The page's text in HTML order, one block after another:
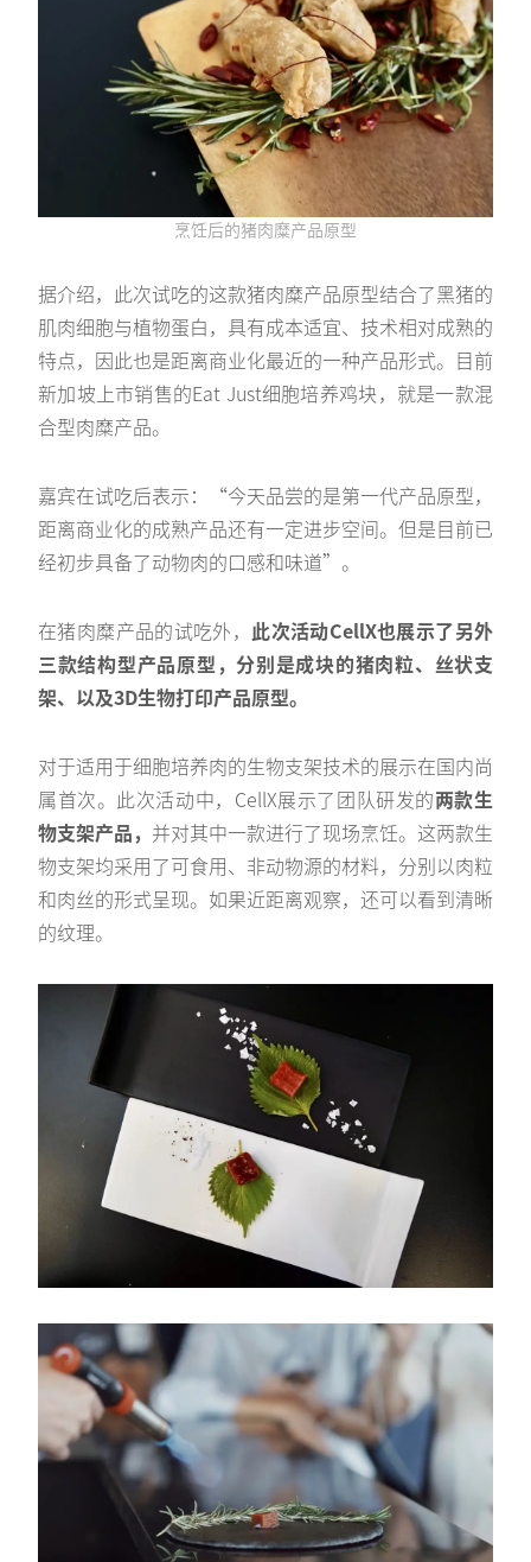
烹饪后的猪肉糜产品原型
据介绍，此次试吃的这款猪肉糜产品原型结合了黑猪的
肌肉细胞与植物蛋白，具有成本适宜、技术相对成熟的
特点，因此也是距离商业化最近的一种产品形式。目前
新加坡上市销售的Eat Just细胞培养鸡块，就是一款混
合型肉糜产品。
嘉宾在试吃后表示：“今天品尝的是第一代产品原型，
距离商业化的成熟产品还有一定进步空间。但是目前已
经初步具备了动物肉的口感和味道”。
在猪肉糜产品的试吃外， 此次活动CellX也展示了另外
三款结构型产品原型，分别是成块的猪肉粒、丝状支
架、以及3D生物打印产品原型。
对于适用于细胞培养肉的生物支架技术的展示在国内尚
属首次。此次活动中，CellX展示了团队研发的两款生
物支架产品， 并对其中一款进行了现场烹饪。这两款生
物支架均采用了可食用、非动物源的材料，分别以肉粒
和肉丝的形式呈现。如果近距离观察，还可以看到清晰
的纹理。